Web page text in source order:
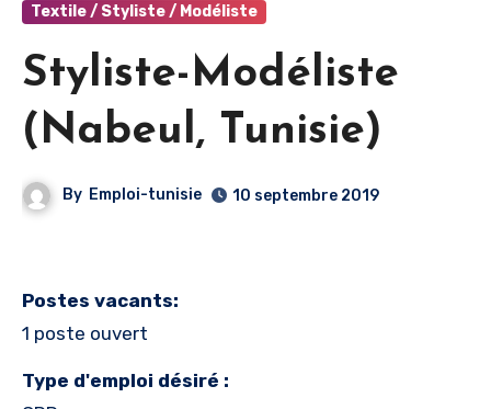
Textile / Styliste / Modéliste
Styliste-Modéliste
(Nabeul‎, Tunisie)
By Emploi-tunisie 10 septembre 2019
Postes vacants:
1 poste ouvert
Type d'emploi désiré :